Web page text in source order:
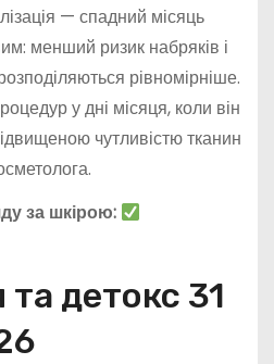
— спадний місяць
менший ризик набряків і
рівномірніше.
у дні місяця, коли він
чутливістю тканин
за шкірою:
детокс 31